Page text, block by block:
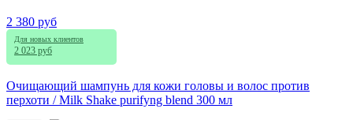
2 380 руб
Для новых клиентов
2 023 руб
Очищающий шампунь для кожи головы и волос против
перхоти / Milk Shake purifyng blend 300 мл